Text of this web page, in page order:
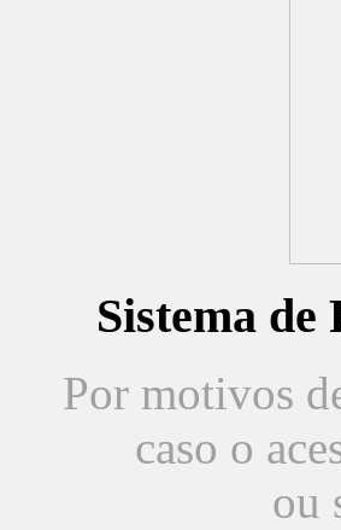
Sistema de
Por motivos
caso o
ou